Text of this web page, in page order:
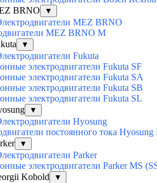
BRNO
▼
MEZ BRNO
MEZ BRNO M
▼
Fukuta
электродвигатели Fukuta SF
электродвигатели Fukuta SA
электродвигатели Fukuta SB
электродвигатели Fukuta SL
▼
Hyosung
постоянного тока
▼
Parker
электродвигатели Parker MS
Kobold
▼